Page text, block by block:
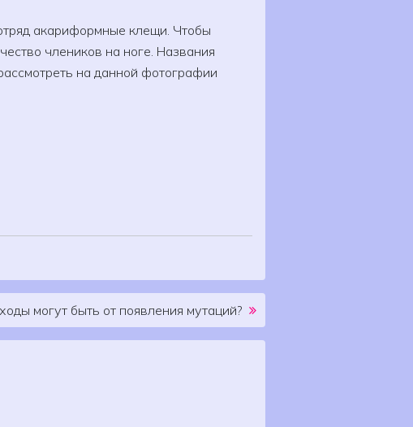
акариформные клещи. Чтобы
члеников на ноге. Названия
на данной фотографии
могут быть от появления мутаций?